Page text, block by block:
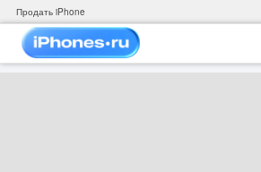
Продать iPhone